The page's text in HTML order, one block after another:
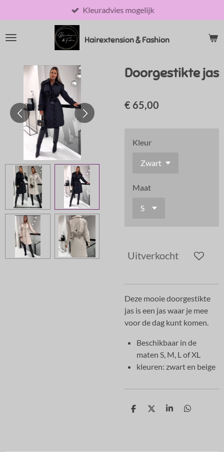
direct
naar
Hairextension & Fashion
Kleuradvies mogelijk
Doorgestikte jas
€ 65,00
Kleur
Maat
Uitverkocht
Deze mooie doorgestikte
jas is een jas waar je mee
voor de dag kunt komen.
Beschikbaar in de
maten S, M, L of XL
kleuren: zwart en beige
D
D
S
D